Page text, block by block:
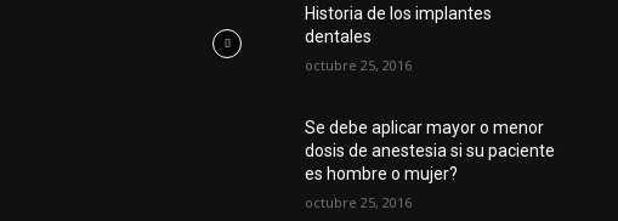
Historia de los implantes
dentales
octubre 25, 2016
Se debe aplicar mayor o menor
dosis de anestesia si su paciente
es hombre o mujer?
octubre 25, 2016